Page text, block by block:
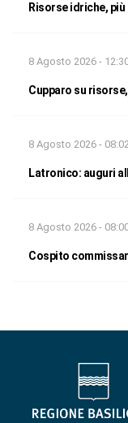
Risorse idriche,
8 Agosto 2026 -
Cupparo su
8 Agosto 2026 -
Latronico: auguri
8 Agosto 2026 -
Cospito